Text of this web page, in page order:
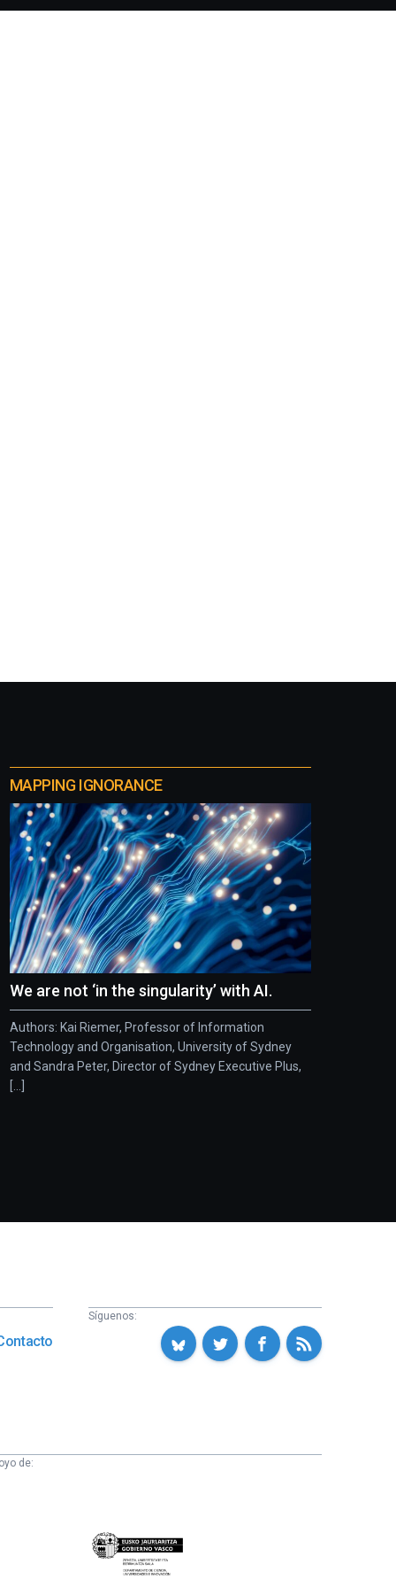
al
MAPPING IGNORANCE
We are not ‘in the singularity’ with AI.
Authors: Kai Riemer, Professor of Information
Technology and Organisation, University of Sydney
and Sandra Peter, Director of Sydney Executive Plus,
[...]
Síguenos:
de:
Eusko
Jaurlaritza